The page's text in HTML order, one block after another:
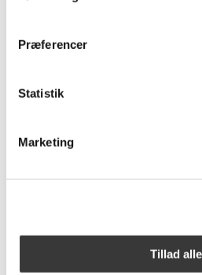
Præferencer
Statistik
Marketing
Tillad alle